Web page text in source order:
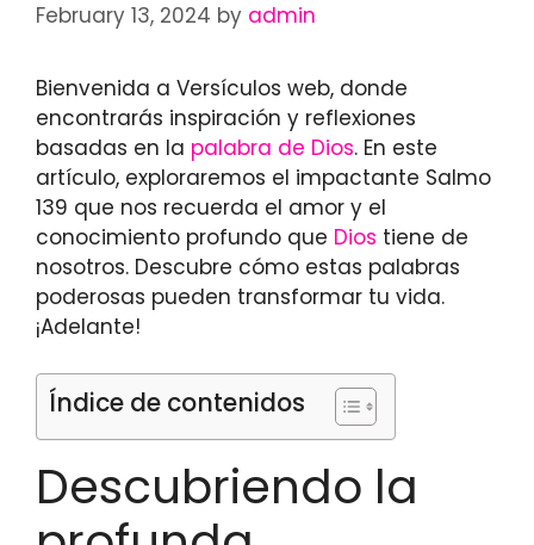
February 13, 2024 by admin
Bienvenida a Versículos web, donde
encontrarás inspiración y reflexiones
basadas en la palabra de Dios. En este
artículo, exploraremos el impactante Salmo
139 que nos recuerda el amor y el
conocimiento profundo que Dios tiene de
nosotros. Descubre cómo estas palabras
poderosas pueden transformar tu vida.
¡Adelante!
Índice de contenidos
Descubriendo la